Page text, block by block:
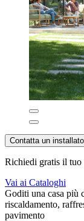
Contatta un
Richiedi gratis il tuo
Vai ai Cataloghi
Goditi una casa più
riscaldamento,
pavimento